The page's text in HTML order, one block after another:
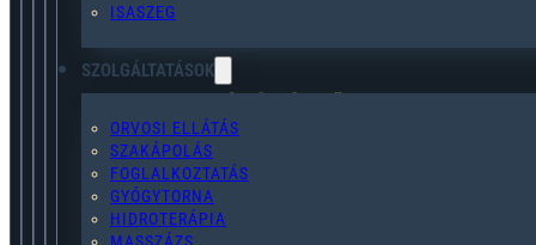
ISASZEG
SZOLGÁLTATÁSOK
ORVOSI ELLÁTÁS
SZAKÁPOLÁS
FOGLALKOZTATÁS
GYÓGYTORNA
HIDROTERÁPIA
pecel@egymast-segito.hu